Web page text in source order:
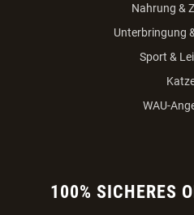
Nahrung &
Unterbringung
Sport &
WAU-
100% SICHERES